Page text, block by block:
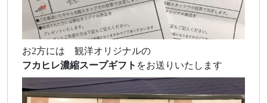
お2方には 観洋オリジナルの
フカヒレ濃縮スープギフト をお送りいたします